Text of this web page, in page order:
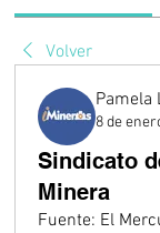
Volver
Pamela
8 de
Sindicato
Minera
Fuente: El